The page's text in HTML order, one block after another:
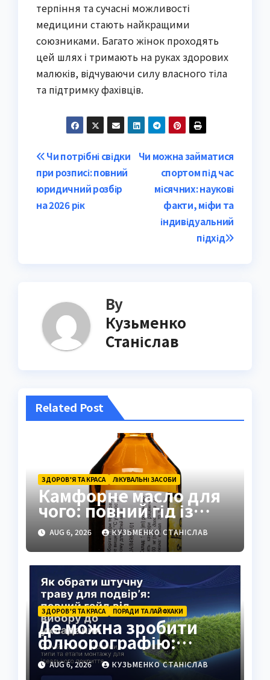
терпіння та сучасні можливості
медицини стають найкращими
союзниками. Багато жінок проходять
цей шлях і тримають на руках здорових
малюків, відчуваючи силу власного тіла
та підтримку фахівців.
Post
navigation
Чи можна займатися
спортом під час
місячних: наукові
факти, міфи та
індивідуальний
підхід
Чи потрібні свідки
при розписі: повний
юридичний розбір
на 2026 рік
By
Кузьменко
Станіслав
Related Post
ЗДОРОВ’Я ТА КРАСА ЛІКУВАЛЬНІ ЗАСОБИ
Камфорне масло для
чого: повний гід із
застосуванням і
властивостями
AUG 6, 2026 КУЗЬМЕНКО СТАНІСЛАВ
ЗДОРОВ’Я ТА КРАСА ПОРАДИ ТА ЛАЙФХАКИ
Де можна зробити
флюорографію:
повний гід для
українців
AUG 6, 2026 КУЗЬМЕНКО СТАНІСЛАВ